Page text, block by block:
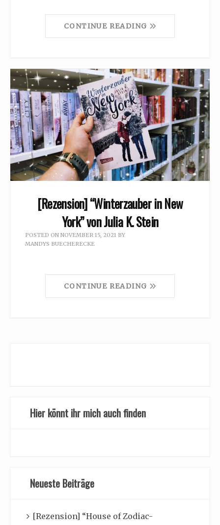
CONTINUE READING
[Rezension] “Winterzauber in New
York” von Julia K. Stein
POSTED ON NOVEMBER 15, 2021 BY
MANDYS BUECHERECKE
CONTINUE READING
Hier könnt ihr mich auch finden
Neueste Beiträge
[Rezension] “House of Zodiac-